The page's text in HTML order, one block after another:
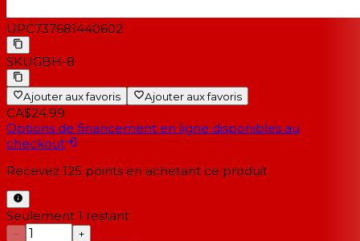
UPC737681440602
SKUGBH-8
Ajouter aux favoris Ajouter aux favoris
CA$24.99
Options de financement en ligne disponibles au
checkout
Recevez 125 points en achetant ce produit
Seulement 1 restant
−
+